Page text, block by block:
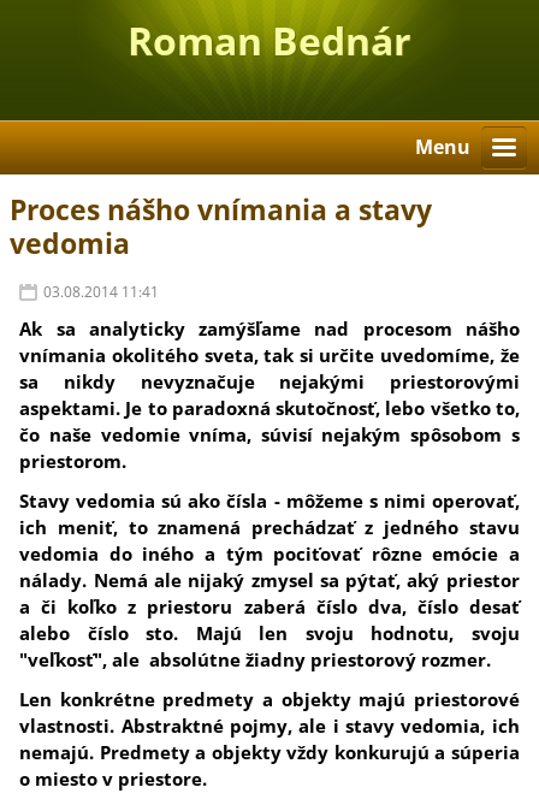
Roman Bednár
Menu
Proces nášho vnímania a stavy
vedomia
03.08.2014 11:41
Ak sa analyticky zamýšľame nad procesom nášho
vnímania okolitého sveta, tak si určite uvedomíme, že
sa nikdy nevyznačuje nejakými priestorovými
aspektami. Je to paradoxná skutočnosť, lebo všetko to,
čo naše vedomie vníma, súvisí nejakým spôsobom s
priestorom.
Stavy vedomia sú ako čísla - môžeme s nimi operovať,
ich meniť, to znamená prechádzať z jedného stavu
vedomia do iného a tým pociťovať rôzne emócie a
nálady. Nemá ale nijaký zmysel sa pýtať, aký priestor
a či koľko z priestoru zaberá číslo dva, číslo desať
alebo číslo sto. Majú len svoju hodnotu, svoju
"veľkosť", ale absolútne žiadny priestorový rozmer.
Len konkrétne predmety a objekty majú priestorové
vlastnosti. Abstraktné pojmy, ale i stavy vedomia, ich
nemajú. Predmety a objekty vždy konkurujú a súperia
o miesto v priestore.